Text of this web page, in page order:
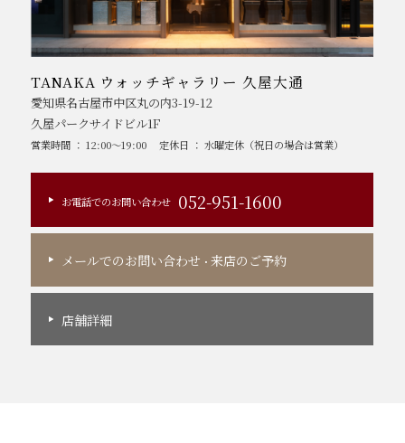
TANAKA ウォッチギャラリー 久屋大通
愛知県名古屋市中区丸の内3-19-12
久屋パークサイドビル1F
営業時間 ： 12:00～19:00 定休日 ： 水曜定休（祝日の場合は営業）
お電話でのお問い合わせ 052-951-1600
メールでのお問い合わせ ・来店のご予約
店舗詳細